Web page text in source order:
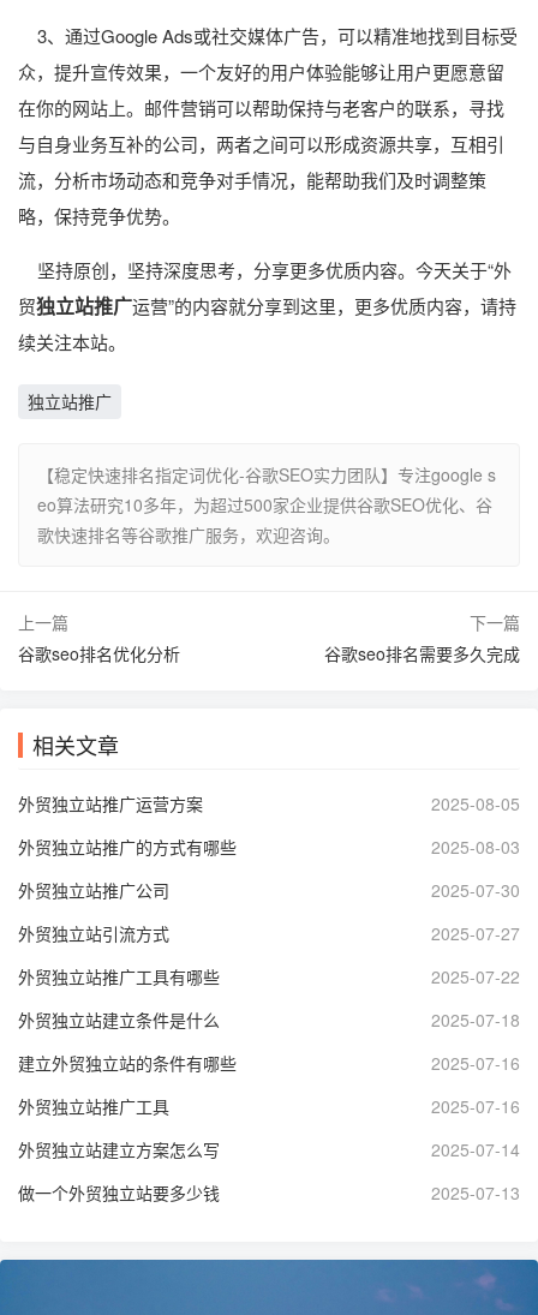
3、通过Google Ads或社交媒体广告，可以精准地找到目标受
众，提升宣传效果，一个友好的用户体验能够让用户更愿意留
在你的网站上。邮件营销可以帮助保持与老客户的联系，寻找
与自身业务互补的公司，两者之间可以形成资源共享，互相引
流，分析市场动态和竞争对手情况，能帮助我们及时调整策
略，保持竞争优势。
坚持原创，坚持深度思考，分享更多优质内容。今天关于“外
贸独立站推广运营”的内容就分享到这里，更多优质内容，请持
续关注本站。
独立站推广
【稳定快速排名指定词优化-谷歌SEO实力团队】专注google s
eo算法研究10多年，为超过500家企业提供谷歌SEO优化、谷
歌快速排名等谷歌推广服务，欢迎咨询。
上一篇
谷歌seo排名优化分析
下一篇
谷歌seo排名需要多久完成
相关文章
外贸独立站推广运营方案
2025-08-05
外贸独立站推广的方式有哪些
2025-08-03
外贸独立站推广公司
2025-07-30
外贸独立站引流方式
2025-07-27
外贸独立站推广工具有哪些
2025-07-22
外贸独立站建立条件是什么
2025-07-18
建立外贸独立站的条件有哪些
2025-07-16
外贸独立站推广工具
2025-07-16
外贸独立站建立方案怎么写
2025-07-14
做一个外贸独立站要多少钱
2025-07-13